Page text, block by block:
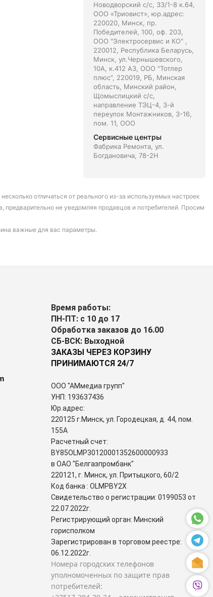
Новодворский с/с, 33/1-8 к.64,
ООО «Триовист», юр.адрес:
220020, Минск, пр.
Победителей, 100, оф. 203,
ООО "Электросервис и КО" ,
220012, Республика Беларусь,
Минск, ул.Чернышевского,
10А, к.412 АЗ, ООО "Тотлер
плюс", 220019, РБ, Минская
область, Минский район,
Щомыслицкий с/с,
направление ТЭЦ-4, 3-й
переулок Монтажников, 3-16,
пом. 11, ООО
Сервисные центры
Фабрика Ремонта, ул.
Богдановича, 78-2Н
отличаться от реального из-за используемых настроек
предварительно не уведомляя продавцов и потребителей. Просим
важные для вас параметры.
Время работы:
ПН-ПТ: с 10 до 17
Обработка заказов до 16.00
СБ-ВСК: Выходной
ЗАКАЗЫ ЧЕРЕЗ КОРЗИНУ
ПРИНИМАЮТСЯ 24/7
ООО "АМмедиа групп"
УНП: 193637436
Юр.адрес:
220125 г.Минск, ул. Городецкая, д. 44, пом.
155А
Расчетный счет:
BY85OLMP30120001352600000933
в ОАО "Белгазпромбанк"
220121, г. Минск, ул. Притыцкого, 60/2
Код банка : OLMPBY2X
Свидетельство о регистрации: 0199053 от
22.07.2022г.
Регистрирующий орган: Минский
горисполком
Зарегистрирован в торговом реестре:
06.12.2022г.
Номера городских телефонов
уполномоченных по защите прав
потребителей: